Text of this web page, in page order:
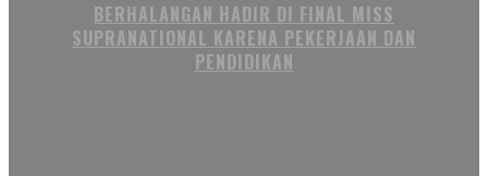
BERHALANGAN HADIR DI FINAL MISS
SUPRANATIONAL KARENA PEKERJAAN DAN
PENDIDIKAN